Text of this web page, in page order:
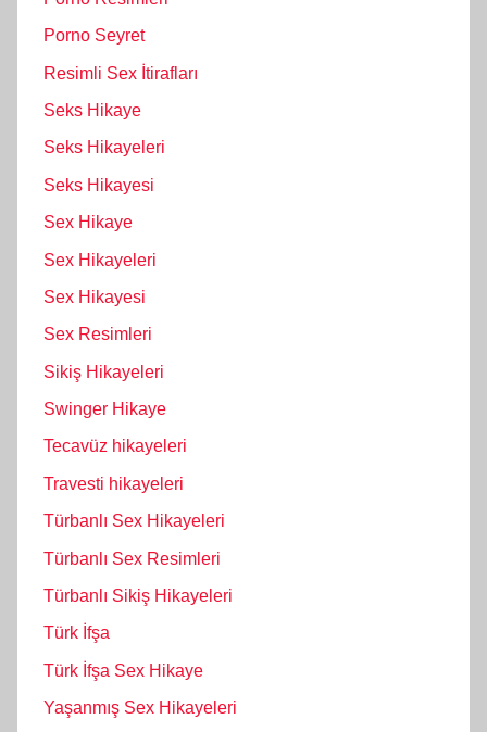
Porno Seyret
Resimli Sex İtirafları
Seks Hikaye
Seks Hikayeleri
Seks Hikayesi
Sex Hikaye
Sex Hikayeleri
Sex Hikayesi
Sex Resimleri
Sikiş Hikayeleri
Swinger Hikaye
Tecavüz hikayeleri
Travesti hikayeleri
Türbanlı Sex Hikayeleri
Türbanlı Sex Resimleri
Türbanlı Sikiş Hikayeleri
Türk İfşa
Türk İfşa Sex Hikaye
Yaşanmış Sex Hikayeleri